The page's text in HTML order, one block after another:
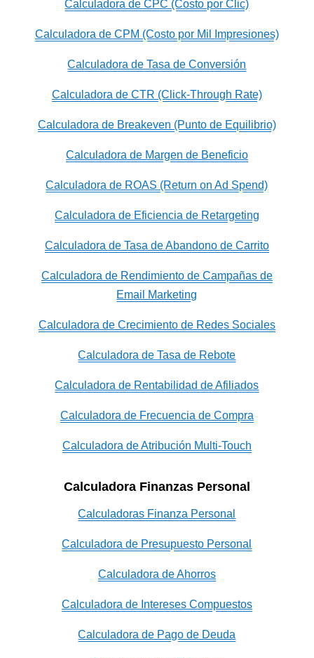
Calculadora de CPC (Costo por Clic)
Calculadora de CPM (Costo por Mil Impresiones)
Calculadora de Tasa de Conversión
Calculadora de CTR (Click-Through Rate)
Calculadora de Breakeven (Punto de Equilibrio)
Calculadora de Margen de Beneficio
Calculadora de ROAS (Return on Ad Spend)
Calculadora de Eficiencia de Retargeting
Calculadora de Tasa de Abandono de Carrito
Calculadora de Rendimiento de Campañas de
Email Marketing
Calculadora de Crecimiento de Redes Sociales
Calculadora de Tasa de Rebote
Calculadora de Rentabilidad de Afiliados
Calculadora de Frecuencia de Compra
Calculadora de Atribución Multi-Touch
Calculadora Finanzas Personal
Calculadoras Finanza Personal
Calculadora de Presupuesto Personal
Calculadora de Ahorros
Calculadora de Intereses Compuestos
Calculadora de Pago de Deuda